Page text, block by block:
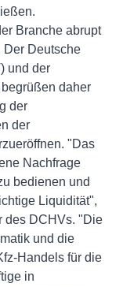
Branche abrupt
Der Deutsche
und der
daher
der
der
"Das
Nachfrage
bedienen und
Liquidität",
des DCHVs. "Die
und die
Handels für die
in